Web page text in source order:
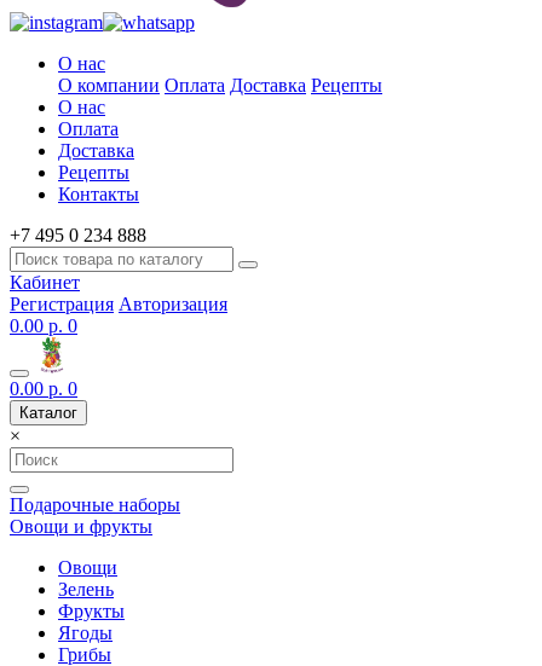
О нас
О компании Оплата Доставка Рецепты
О нас
Оплата
Доставка
Рецепты
Контакты
+7 495 0 234 888
Кабинет
Регистрация Авторизация
0.00 р. 0
0.00 р. 0
Каталог
×
Подарочные наборы
Овощи и фрукты
Овощи
Зелень
Фрукты
Ягоды
Грибы